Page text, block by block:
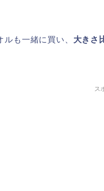
も一緒に買い、 大きさ
ス